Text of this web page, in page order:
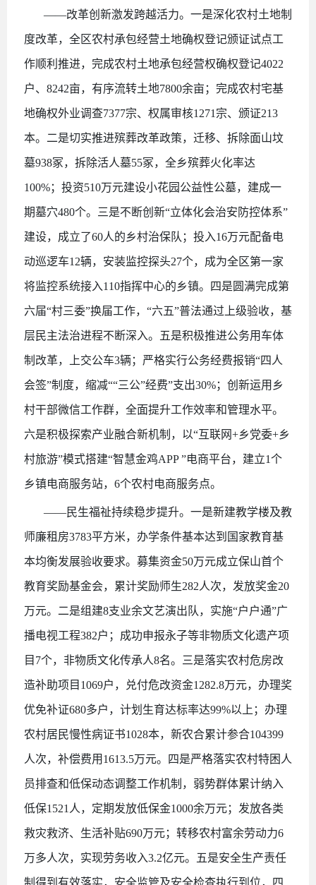
——改革创新激发跨越活力。一是深化农村土地制
度改革，全区农村承包经营土地确权登记颁证试点工
作顺利推进，完成农村土地承包经营权确权登记4022
户、8242亩，有序流转土地7800余亩；完成农村宅基
地确权外业调查7377宗、权属审核1271宗、颁证213
本。二是切实推进殡葬改革政策，迁移、拆除面山坟
墓938冢，拆除活人墓55冢，全乡殡葬火化率达
100%；投资510万元建设小花园公益性公墓，建成一
期墓穴480个。三是不断创新“立体化会治安防控体系”
建设，成立了60人的乡村治保队；投入16万元配备电
动巡逻车12辆，安装监控探头27个，成为全区第一家
将监控系统接入110指挥中心的乡镇。四是圆满完成第
六届“村三委”换届工作，“六五”普法通过上级验收，基
层民主法治进程不断深入。五是积极推进公务用车体
制改革，上交公车3辆；严格实行公务经费报销“四人
会签”制度，缩减““三公”经费”支出30%；创新运用乡
村干部微信工作群，全面提升工作效率和管理水平。
六是积极探索产业融合新机制，以“互联网+乡党委+乡
村旅游”模式搭建“智慧金鸡APP ”电商平台，建立1个
乡镇电商服务站，6个农村电商服务点。
——民生福祉持续稳步提升。一是新建教学楼及教
师廉租房3783平方米，办学条件基本达到国家教育基
本均衡发展验收要求。募集资金50万元成立保山首个
教育奖励基金会，累计奖励师生282人次，发放奖金20
万元。二是组建8支业余文艺演出队，实施“户户通”广
播电视工程382户；成功申报永子等非物质文化遗产项
目7个，非物质文化传承人8名。三是落实农村危房改
造补助项目1069户，兑付危改资金1282.8万元，办理奖
优免补证680多户，计划生育达标率达99%以上；办理
农村居民慢性病证书1028本，新农合累计参合104399
人次，补偿费用1613.5万元。四是严格落实农村特困人
员排查和低保动态调整工作机制，弱势群体累计纳入
低保1521人，定期发放低保金1000余万元；发放各类
救灾救济、生活补贴690万元；转移农村富余劳动力6
万多人次，实现劳务收入3.2亿元。五是安全生产责任
制得到有效落实，安全监管及安全检查执行到位，四